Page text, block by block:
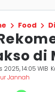
Food
di
2025, 14:05 WIB
Jannah